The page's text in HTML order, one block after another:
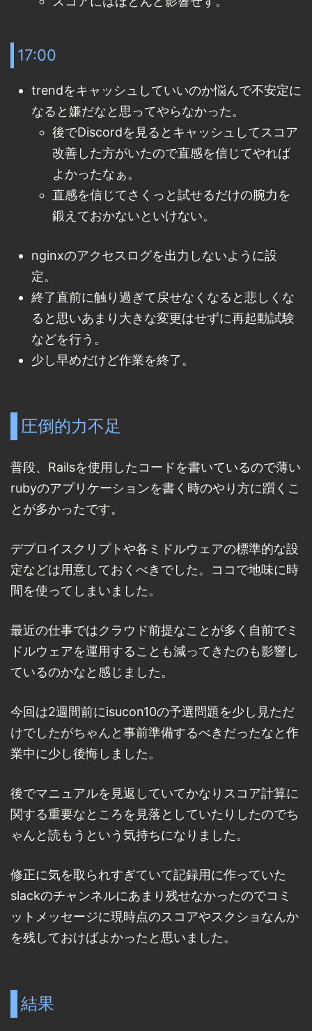
17:00
trendをキャッシュしていいのか悩んで不安定に
なると嫌だなと思ってやらなかった。
後でDiscordを見るとキャッシュしてスコア
改善した方がいたので直感を信じてやれば
よかったなぁ。
直感を信じてさくっと試せるだけの腕力を
鍛えておかないといけない。
nginxのアクセスログを出力しないように設
定。
終了直前に触り過ぎて戻せなくなると悲しくな
ると思いあまり大きな変更はせずに再起動試験
などを行う。
少し早めだけど作業を終了。
圧倒的力不足
普段、Railsを使用したコードを書いているので薄い
rubyのアプリケーションを書く時のやり方に躓くこ
とが多かったです。
デプロイスクリプトや各ミドルウェアの標準的な設
定などは用意しておくべきでした。ココで地味に時
間を使ってしまいました。
最近の仕事ではクラウド前提なことが多く自前でミ
ドルウェアを運用することも減ってきたのも影響し
ているのかなと感じました。
今回は2週間前にisucon10の予選問題を少し見ただ
けでしたがちゃんと事前準備するべきだったなと作
業中に少し後悔しました。
後でマニュアルを見返していてかなりスコア計算に
関する重要なところを見落としていたりしたのでち
ゃんと読もうという気持ちになりました。
修正に気を取られすぎていて記録用に作っていた
slackのチャンネルにあまり残せなかったのでコミ
ットメッセージに現時点のスコアやスクショなんか
を残しておけばよかったと思いました。
結果